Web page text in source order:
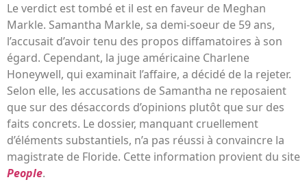
Le verdict est tombé et il est en faveur de Meghan
Markle. Samantha Markle, sa demi-soeur de 59 ans,
l’accusait d’avoir tenu des propos diffamatoires à son
égard. Cependant, la juge américaine Charlene
Honeywell, qui examinait l’affaire, a décidé de la rejeter.
Selon elle, les accusations de Samantha ne reposaient
que sur des désaccords d’opinions plutôt que sur des
faits concrets. Le dossier, manquant cruellement
d’éléments substantiels, n’a pas réussi à convaincre la
magistrate de Floride. Cette information provient du site
People.